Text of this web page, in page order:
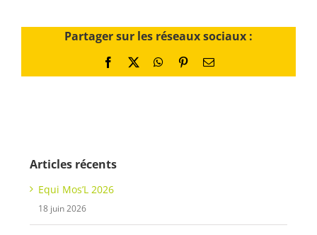
Partager sur les réseaux sociaux :
Facebook WhatsApp
PinterestEmail
Articles récents
Equi Mos’L 2026
18 juin 2026